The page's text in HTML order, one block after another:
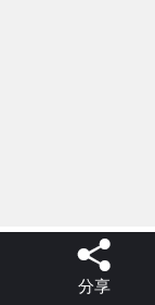

分享